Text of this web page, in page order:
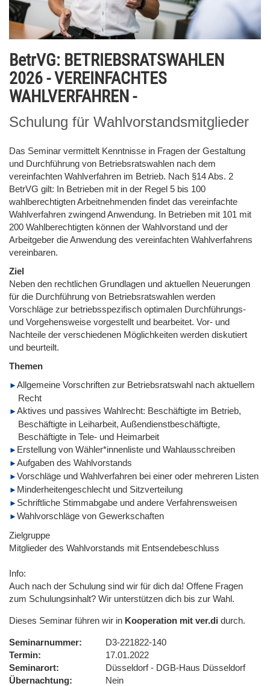
BetrVG: BETRIEBSRATSWAHLEN
2026 - VEREINFACHTES
WAHLVERFAHREN -
Schulung für Wahlvorstandsmitglieder
Das Seminar vermittelt Kenntnisse in Fragen der Gestaltung
und Durchführung von Betriebsratswahlen nach dem
vereinfachten Wahlverfahren im Betrieb. Nach §14 Abs. 2
BetrVG gilt: In Betrieben mit in der Regel 5 bis 100
wahlberechtigten Arbeitnehmenden findet das vereinfachte
Wahlverfahren zwingend Anwendung. In Betrieben mit 101 mit
200 Wahlberechtigten können der Wahlvorstand und der
Arbeitgeber die Anwendung des vereinfachten Wahlverfahrens
vereinbaren.
Ziel
Neben den rechtlichen Grundlagen und aktuellen Neuerungen
für die Durchführung von Betriebsratswahlen werden
Vorschläge zur betriebsspezifisch optimalen Durchführungs-
und Vorgehensweise vorgestellt und bearbeitet. Vor- und
Nachteile der verschiedenen Möglichkeiten werden diskutiert
und beurteilt.
Themen
Allgemeine Vorschriften zur Betriebsratswahl nach aktuellem
Recht
Aktives und passives Wahlrecht: Beschäftigte im Betrieb,
Beschäftigte in Leiharbeit, Außendienstbeschäftigte,
Beschäftigte in Tele- und Heimarbeit
Erstellung von Wähler*innenliste und Wahlausschreiben
Aufgaben des Wahlvorstands
Vorschläge und Wahlverfahren bei einer oder mehreren Listen
Minderheitengeschlecht und Sitzverteilung
Schriftliche Stimmabgabe und andere Verfahrensweisen
Wahlvorschläge von Gewerkschaften
Zielgruppe
Mitglieder des Wahlvorstands mit Entsendebeschluss
Info:
Auch nach der Schulung sind wir für dich da! Offene Fragen
zum Schulungsinhalt? Wir unterstützen dich bis zur Wahl.
Dieses Seminar führen wir in Kooperation mit ver.di durch.
Seminarnummer
D3-221822-140
Termin
17.01.2022
Seminarort
Düsseldorf - DGB-Haus Düsseldorf
Übernachtung
Nein